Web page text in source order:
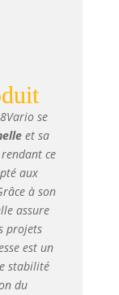
se
et sa
ce
aux
à son
assure
projets
est un
stabilité
du